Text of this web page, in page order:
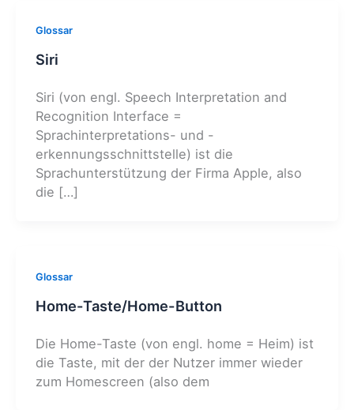
Glossar
Siri
Siri (von engl. Speech Interpretation and
Recognition Interface =
Sprachinterpretations- und -
erkennungsschnittstelle) ist die
Sprachunterstützung der Firma Apple, also
die […]
Glossar
Home-Taste/Home-Button
Die Home-Taste (von engl. home = Heim) ist
die Taste, mit der der Nutzer immer wieder
zum Homescreen (also dem